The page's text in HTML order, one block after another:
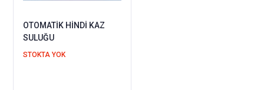
OTOMATİK HİNDİ KAZ
SULUĞU
STOKTA YOK